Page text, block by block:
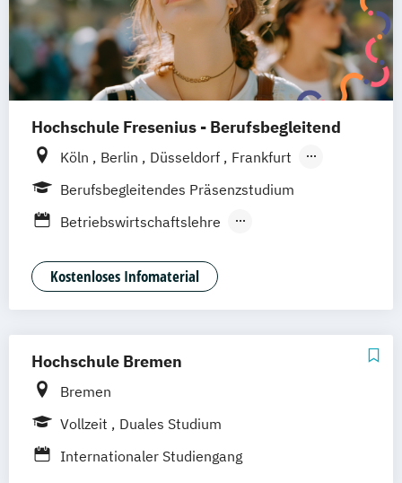
Hochschule Fresenius - Berufsbegleitend
Köln Berlin Düsseldorf
Frankfurt
Hamburg
Idstein München
Wiesbaden
Hannover
Dortmund Erfurt
Braunschweig
Berufsbegleitendes Präsenzstudium
Betriebswirtschaftslehre
Marketing
Kostenloses Infomaterial
Hochschule Bremen
Bremen
Vollzeit
Duales Studium
Internationaler Studiengang